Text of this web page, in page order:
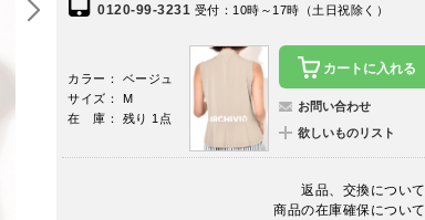
0120-99-3231 受付：10時～17時（土日祝除く）
カラー： ベージュ
サイズ： M
在 庫： 残り 1点
カートに入れる
お問い合わせ
欲しいものリスト
返品、交換について
商品の在庫確保について